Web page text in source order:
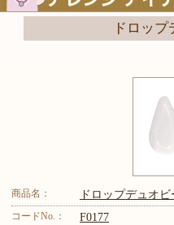
ドロッ
商品名： ドロップデュオビ
コードNo.： F0177